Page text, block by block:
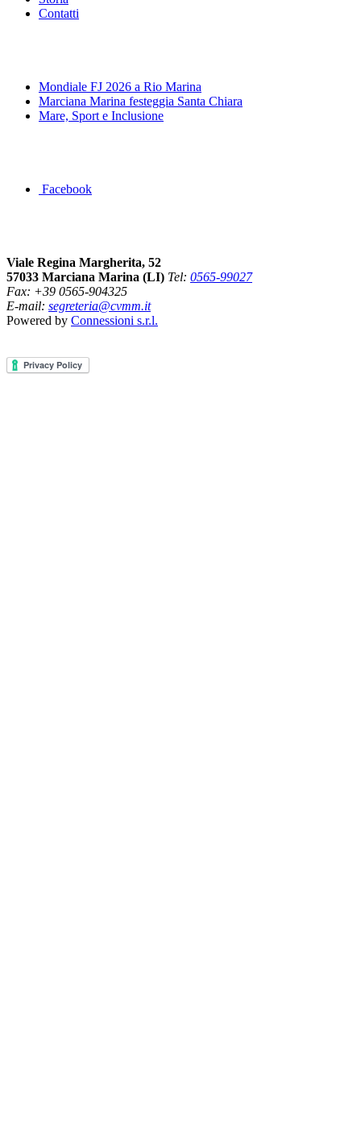
Contatti
Mondiale FJ 2026 a Rio Marina
Marciana Marina festeggia Santa Chiara
Mare, Sport e Inclusione
Facebook
Viale Regina Margherita, 52
57033 Marciana Marina (LI) Tel: 0565-99027
Fax: +39 0565-904325
E-mail: segreteria@cvmm.it
Powered by Connessioni s.r.l.